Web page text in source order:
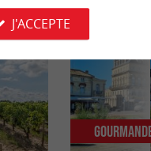
J'ACCEPTE